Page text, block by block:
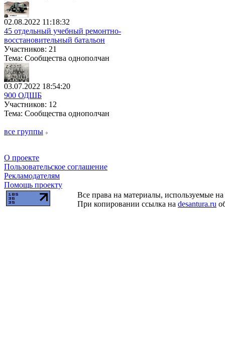
02.08.2022 11:18:32
45 отдельный учебный ремонтно-
восстановительный батальон
Участников: 21
Тема: Сообщества однополчан
03.07.2022 18:54:20
900 ОДШБ
Участников: 12
Тема: Сообщества однополчан
все группы
О проекте
Пользовательское соглашение
Рекламодателям
Помощь проекту
Все права на материалы, используемые
При копировании ссылка на desantura.ru